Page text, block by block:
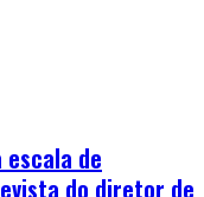
escala de
do diretor de